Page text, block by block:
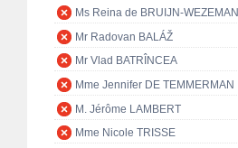
Ms Reina de BRUIJN-WEZEMAN
Mr Radovan BALÁŽ
Mr Vlad BATRÎNCEA
Mme Jennifer DE TEMMERMAN
M. Jérôme LAMBERT
Mme Nicole TRISSE